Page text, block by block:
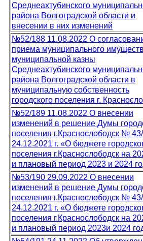
Среднеахтубинского
района Волгоградской области и
внесении в них изменений
№52/188 11.08.2022 О
приема муниципального
муниципальной казны
Среднеахтубинского
района Волгоградской области в
муниципальную собственность
городского поселения г.
№52/189 11.08.2022 О внесении
изменений в решение Думы
поселения г.Краснослободск №
24.12.2021 г. «О бюджете
поселения г.Краснослободск на
и плановый период 2023 и 2024
№53/190 29.09.2022 О внесении
изменений в решение Думы
поселения г.Краснослободск №
24.12.2021 г. «О бюджете
поселения г.Краснослободск на
и плановый период 2023и 2024